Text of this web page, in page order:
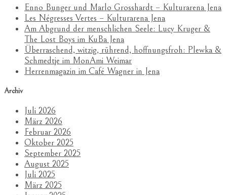
Enno Bunger und Marlo Grosshardt – Kulturarena Jena
Les Négresses Vertes – Kulturarena Jena
Am Abgrund der menschlichen Seele: Lucy Kruger &
The Lost Boys im KuBa Jena
Überraschend, witzig, rührend, hoffnungsfroh: Plewka &
Schmedtje im MonAmi Weimar
Herrenmagazin im Café Wagner in Jena
Archiv
Juli 2026
März 2026
Februar 2026
Oktober 2025
September 2025
August 2025
Juli 2025
März 2025